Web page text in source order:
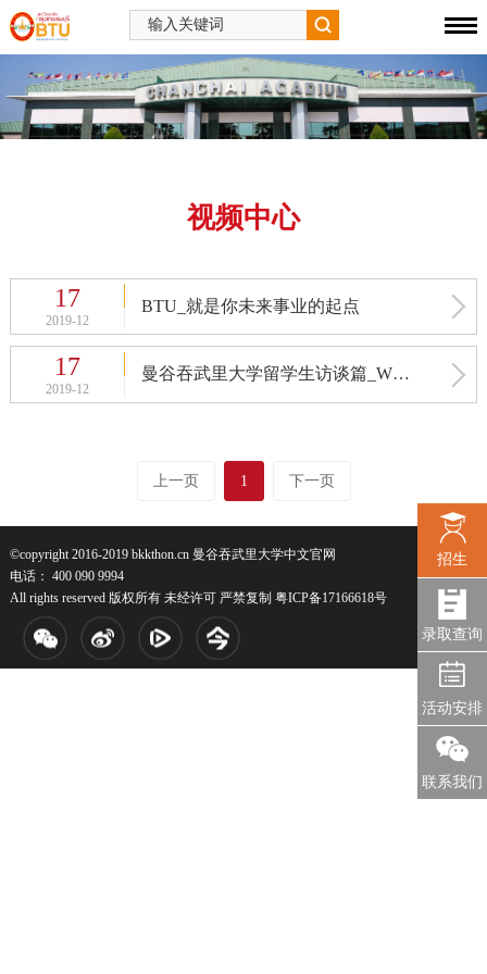
视频中心
17
2019-12
BTU_就是你未来事业的起点
17
2019-12
曼谷吞武里大学留学生访谈篇_WhyToBTU
上一页 1 下一页
招生
录取查询
活动安排
联系我们
©copyright 2016-2019 bkkthon.cn 曼谷吞武里大学中文官网
电话： 400 090 9994
All rights reserved 版权所有 未经许可 严禁复制 粤ICP备17166618号